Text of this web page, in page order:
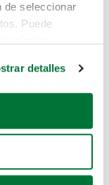
de seleccionar
Puede
geográfica
activamente
(huellas
detalles
estás